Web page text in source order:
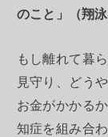
のこと」（翔泳
もし離れて暮
見守り、どう
お金がかかる
知症を組み合